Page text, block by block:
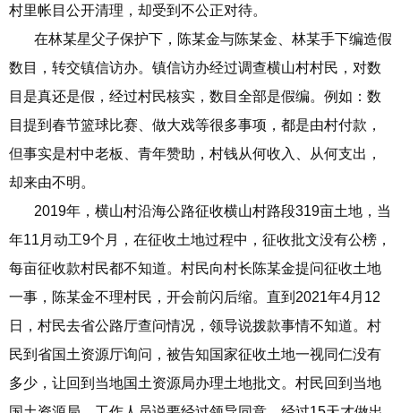
村里帐目公开清理，却受到不公正对待。
在林某星父子保护下，陈某金与陈某金、林某手下编造假
数目，转交镇信访办。镇信访办经过调查横山村村民，对数
目是真还是假，经过村民核实，数目全部是假编。例如：数
目提到春节篮球比赛、做大戏等很多事项，都是由村付款，
但事实是村中老板、青年赞助，村钱从何收入、从何支出，
却来由不明。
2019年，横山村沿海公路征收横山村路段319亩土地，当
年11月动工9个月，在征收土地过程中，征收批文没有公榜，
每亩征收款村民都不知道。村民向村长陈某金提问征收土地
一事，陈某金不理村民，开会前闪后缩。直到2021年4月12
日，村民去省公路厅查问情况，领导说拨款事情不知道。村
民到省国土资源厅询问，被告知国家征收土地一视同仁没有
多少，让回到当地国土资源局办理土地批文。村民回到当地